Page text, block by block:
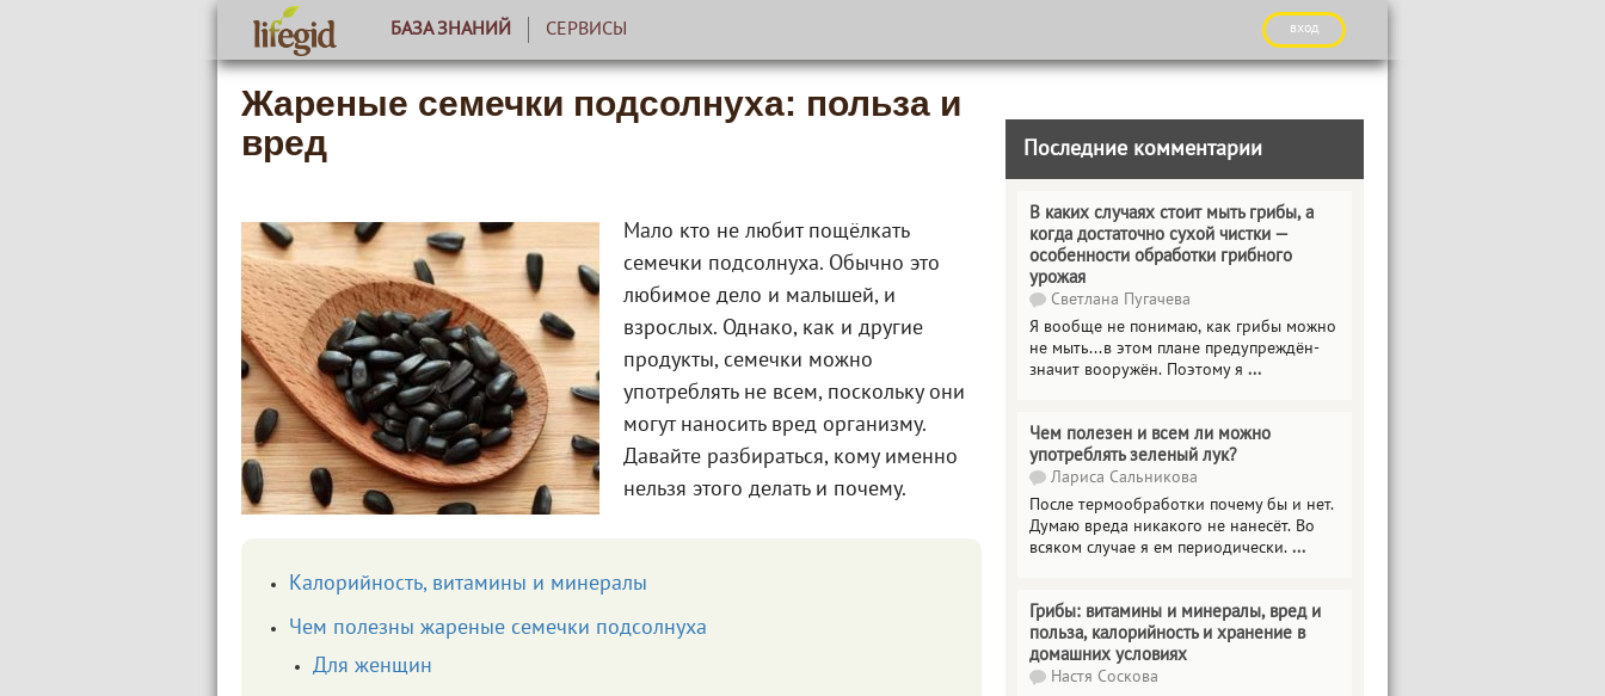
БАЗА ЗНАНИЙ СЕРВИСЫ вход
Жареные семечки подсолнуха: польза и
вред
Мало кто не любит пощёлкать
семечки подсолнуха. Обычно это
любимое дело и малышей, и
взрослых. Однако, как и другие
продукты, семечки можно
употреблять не всем, поскольку они
могут наносить вред организму.
Давайте разбираться, кому именно
нельзя этого делать и почему.
Калорийность, витамины и минералы
Чем полезны жареные семечки подсолнуха
Для женщин
Последние комментарии
В каких случаях стоит мыть грибы, а
когда достаточно сухой чистки —
особенности обработки грибного
урожая
Светлана Пугачева
Я вообще не понимаю, как грибы можно
не мыть...в этом плане предупреждён-
значит вооружён. Поэтому я ...
Чем полезен и всем ли можно
употреблять зеленый лук?
Лариса Сальникова
После термообработки почему бы и нет.
Думаю вреда никакого не нанесёт. Во
всяком случае я ем периодически. ...
Грибы: витамины и минералы, вред и
польза, калорийность и хранение в
домашних условиях
Настя Соскова